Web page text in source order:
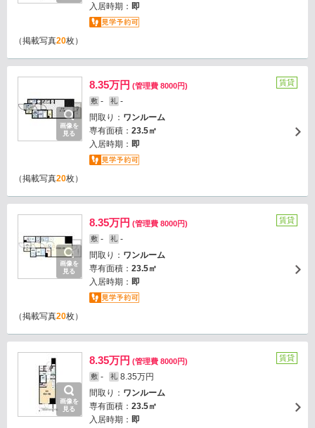
入居時期： 即
（掲載写真20枚）
画像を
見る
8.35万円 (管理費 8000円)
敷 - 礼 -
間取り： ワンルーム
専有面積： 23.5㎡
入居時期： 即
賃貸
（掲載写真20枚）
画像を
見る
8.35万円 (管理費 8000円)
敷 - 礼 -
間取り： ワンルーム
専有面積： 23.5㎡
入居時期： 即
賃貸
（掲載写真20枚）
画像を
見る
8.35万円 (管理費 8000円)
敷 - 礼 8.35万円
間取り： ワンルーム
専有面積： 23.5㎡
入居時期： 即
賃貸